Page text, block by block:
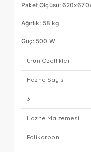
Paket Ölçüsü:
Ağırlık: 58 kg
Güç: 500 W
Ürün Özellikleri
Hazne Sayısı
3
Hazne Malzemesi
Polikarbon